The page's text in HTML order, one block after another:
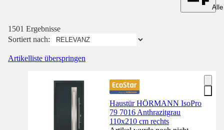
1501 Ergebnisse
Sortiert nach:
Artikelliste überspringen
Haustür HÖRMANN IsoPro
79 7016 Anthrazitgrau
110x210 cm rechts